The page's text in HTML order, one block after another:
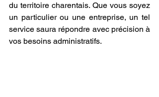
du territoire charentais. Que vous soyez
un particulier ou une entreprise, un tel
service saura répondre avec précision à
vos besoins administratifs.